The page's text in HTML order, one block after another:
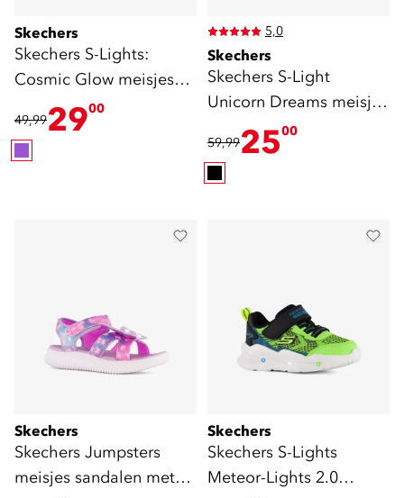
Skechers
Skechers S-Lights:
Cosmic Glow meisjes
sneakers met lichtjes
49,992900
5,0
Skechers
Skechers S-Light
Unicorn Dreams meisjes
sneakers
59,992500
Skechers
Skechers Jumpsters
meisjes sandalen met
Skechers
Skechers S-Lights
Meteor-Lights 2.0